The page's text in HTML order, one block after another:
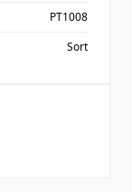
PT1008
Sort